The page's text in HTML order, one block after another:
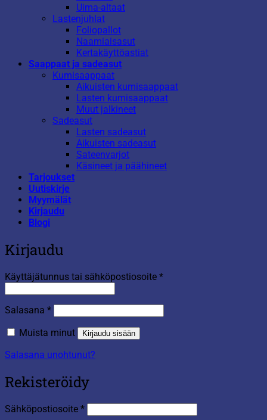
Uima-altaat
Lastenjuhlat
Foliopallot
Naamiaisasut
Kertakäyttöastiat
Saappaat ja sadeasut
Kumisaappaat
Aikuisten kumisaappaat
Lasten kumisaappaat
Muut jalkineet
Sadeasut
Lasten sadeasut
Aikuisten sadeasut
Sateenvarjot
Käsineet ja päähineet
Tarjoukset
Uutiskirje
Myymälät
Kirjaudu
Blogi
Kirjaudu
Käyttäjätunnus tai sähköpostiosoite *Vaaditaan
Salasana *Vaaditaan
Muista minut Kirjaudu sisään
Salasana unohtunut?
Rekisteröidy
Sähköpostiosoite *Vaaditaan